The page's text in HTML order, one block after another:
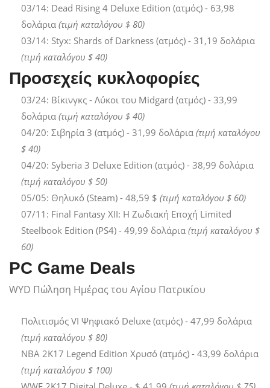
03/14: Dead Rising 4 Deluxe Edition (ατμός) - 63,98
δολάρια (τιμή καταλόγου $ 80)
03/14: Styx: Shards of Darkness (ατμός) - 31,19 δολάρια
(τιμή καταλόγου $ 40)
Προσεχείς κυκλοφορίες
03/24: Βίκινγκς - Λύκοι του Midgard (ατμός) - 33,99
δολάρια (τιμή καταλόγου $ 40)
04/20: Σιβηρία 3 (ατμός) - 31,99 δολάρια (τιμή καταλόγου
$ 40)
04/20: Syberia 3 Deluxe Edition (ατμός) - 38,99 δολάρια
(τιμή καταλόγου $ 50)
05/05: Θηλυκό (Steam) - 48,59 $ (τιμή καταλόγου $ 60)
07/11: Final Fantasy XII: Η Ζωδιακή Εποχή Limited
Steelbook Edition (PS4) - 49,99 δολάρια (τιμή καταλόγου $
60)
PC Game Deals
WYD Πώληση Ημέρας του Αγίου Πατρικίου
Πολιτισμός VI Ψηφιακό Deluxe (ατμός) - 47,99 δολάρια
(τιμή καταλόγου $ 80)
NBA 2K17 Legend Edition Χρυσό (ατμός) - 43,99 δολάρια
(τιμή καταλόγου $ 100)